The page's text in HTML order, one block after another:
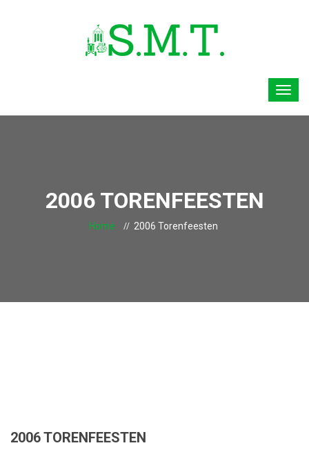
2006 TORENFEESTEN
Home 2006 Torenfeesten
2006 TORENFEESTEN